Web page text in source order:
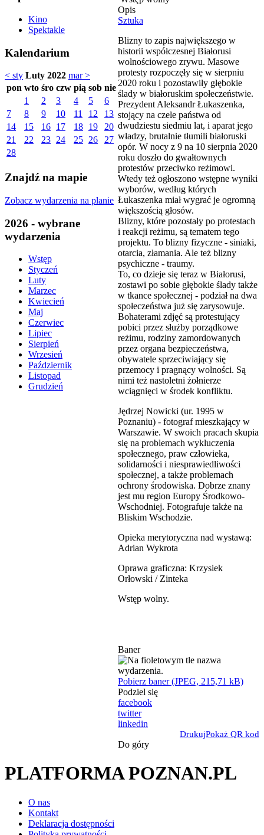
Kino
Spektakle
Kalendarium
< sty Luty 2022 mar >
pon wto śro czw pią sob nie
1
2 3 4 5
6
7
8 9 10 11 12
13
14
15 16 17 18 19
20
21
22 23 24 25 26
27
28
Znajdź na mapie
Zobacz wydarzenia na planie
2026 - wybrane
wydarzenia
Wstęp
Styczeń
Luty
Marzec
Kwiecień
Maj
Czerwiec
Lipiec
Sierpień
Wrzesień
Październik
Listopad
Grudzień
Opis
Sztuka
Blizny to zapis największego w
historii współczesnej Białorusi
wolnościowego zrywu. Masowe
protesty rozpoczęły się w sierpniu
2020 roku i pozostawiły głębokie
ślady w białoruskim społeczeństwie.
Prezydent Aleksandr Łukaszenka,
stojący na czele państwa od
dwudziestu siedmiu lat, i aparat jego
władzy, brutalnie tłumili białoruski
opór. W nocy z 9 na 10 sierpnia 2020
roku doszło do gwałtownych
protestów przeciwko reżimowi.
Wtedy też ogłoszono wstępne wyniki
wyborów, według których
Łukaszenka miał wygrać je ogromną
większością głosów.
Blizny, które pozostały po protestach
i reakcji reżimu, są tematem tego
projektu. To blizny fizyczne - siniaki,
otarcia, złamania. Ale też blizny
psychiczne - traumy.
To, co dzieje się teraz w Białorusi,
zostawi po sobie głębokie ślady także
w tkance społecznej - podział na dwa
społeczeństwa już się zarysowuje.
Bohaterami zdjęć są protestujący
pobici przez służby porządkowe
reżimu, rodziny zamordowanych
przez organa bezpieczeństwa,
obywatele sprzeciwiający się
przemocy i pragnący wolności. Są
nimi też nastoletni żołnierze
wciągnięci w środek konfliktu.
Jędrzej Nowicki (ur. 1995 w
Poznaniu) - fotograf mieszkający w
Warszawie. W swoich pracach skupia
się na problemach wykluczenia
społecznego, praw człowieka,
solidarności i niesprawiedliwości
społecznej, a także problemach
ochrony środowiska. Dobrze znany
jest mu region Europy Środkowo-
Wschodniej. Fotografuje także na
Bliskim Wschodzie.
Opieka merytoryczna nad wystawą:
Adrian Wykrota
Oprawa graficzna: Krzysiek
Orłowski / Zinteka
Wstęp wolny.
Baner
Pobierz baner (JPEG, 215,71 kB)
Podziel się
facebook
twitter
linkedin
DrukujPokaż QR kod
Do góry
PLATFORMA POZNAN.PL
O nas
Kontakt
Deklaracja dostępności